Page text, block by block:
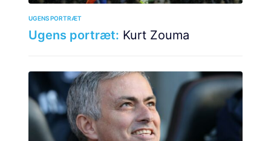
UGENS PORTRÆT
Ugens portræt: Kurt Zouma